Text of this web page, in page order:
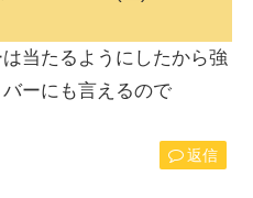
は当たるようにしたから強
ーにも言えるので
返信